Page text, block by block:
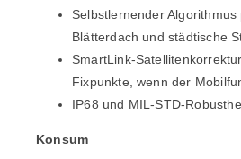
Selbstlernender
Blätterdach und städtische
SmartLink-
Fixpunkte, wenn der
IP68 und MIL-STD-
Konsum